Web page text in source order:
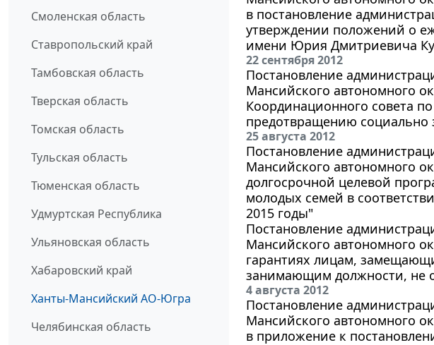
Смоленская область
Ставропольский край
Тамбовская область
Тверская область
Томская область
Тульская область
Тюменская область
Удмуртская Республика
Ульяновская область
Хабаровский край
Ханты-Мансийский АО-Югра
Челябинская область
в постановление
утверждении положений о
имени Юрия Дмитриевича
22 сентября 2012
Постановление
Мансийского автономного
Координационного совета
предотвращению социально
25 августа 2012
Постановление
Мансийского автономного
долгосрочной целевой
молодых семей в
2015 годы"
Постановление
Мансийского автономного
гарантиях лицам,
занимающим должности, не
4 августа 2012
Постановление
Мансийского автономного
в приложение к